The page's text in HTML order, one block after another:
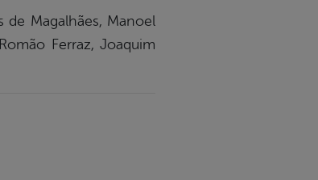
Magalhães, Manoel
Ferraz, Joaquim